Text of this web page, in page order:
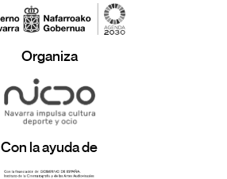
Organiza
Con la ayuda de